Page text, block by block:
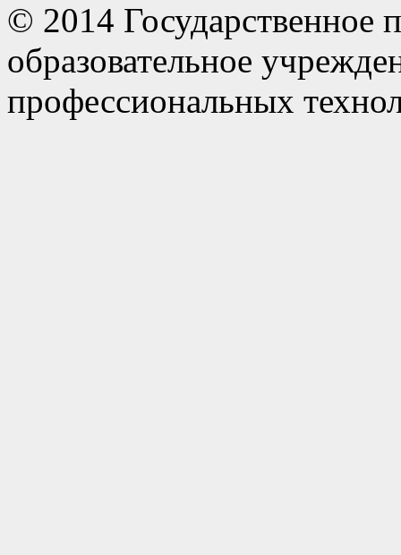
© 2014 Государственное
образовательное
профессиональных